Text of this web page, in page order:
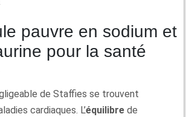
pour la santé
de Staffies se trouvent
cardiaques. L’équilibre de